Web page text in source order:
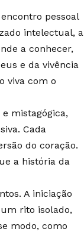
pessoal
intelectual, a
a conhecer,
e da vivência
viva com o
mistagógica,
Cada
do coração.
a história da
A iniciação
rito isolado,
modo, como